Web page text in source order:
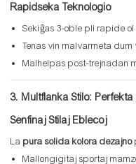
Rapidseka Teknologio
Sekiĝas 3-oble pli rapide ol
Tenas vin malvarmeta
Malhelpas post-trejnadan
3. Multflanka Stilo:
Senfinaj Stilaj Eblecoj
La pura solida kolora dezajno
Mallongigitaj sportaj